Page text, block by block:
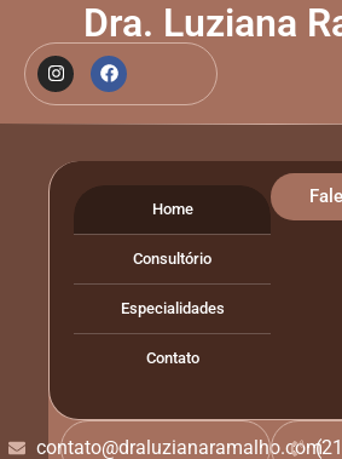
Dra. Luziana
Home
Consultório
Especialidades
Contato
contato@draluzianaramalho.com